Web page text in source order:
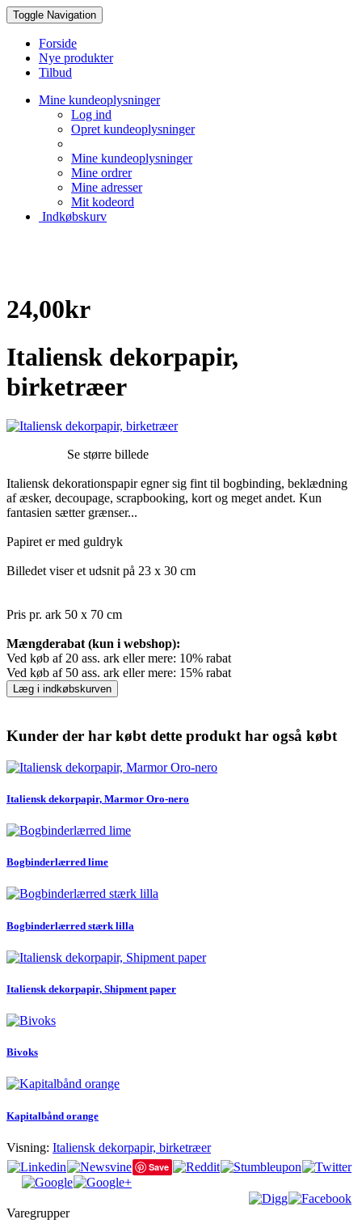
Toggle Navigation
Forside
Nye produkter
Tilbud
Mine kundeoplysninger
Log ind
Opret kundeoplysninger
Mine kundeoplysninger
Mine ordrer
Mine adresser
Mit kodeord
Indkøbskurv
24,00kr
Italiensk dekorpapir,
birketræer
Se større billede
Italiensk dekorationspapir egner sig fint til bogbinding, beklædning
af æsker, decoupage, scrapbooking, kort og meget andet. Kun
fantasien sætter grænser...
Papiret er med guldryk
Billedet viser et udsnit på 23 x 30 cm
Pris pr. ark 50 x 70 cm
Mængderabat (kun i webshop):
Ved køb af 20 ass. ark eller mere: 10% rabat
Ved køb af 50 ass. ark eller mere: 15% rabat
Læg i indkøbskurven
Kunder der har købt dette produkt har også købt
Italiensk dekorpapir, Marmor Oro-nero
Bogbinderlærred lime
Bogbinderlærred stærk lilla
Italiensk dekorpapir, Shipment paper
Bivoks
Kapitalbånd orange
Visning: Italiensk dekorpapir, birketræer
Save
Varegrupper